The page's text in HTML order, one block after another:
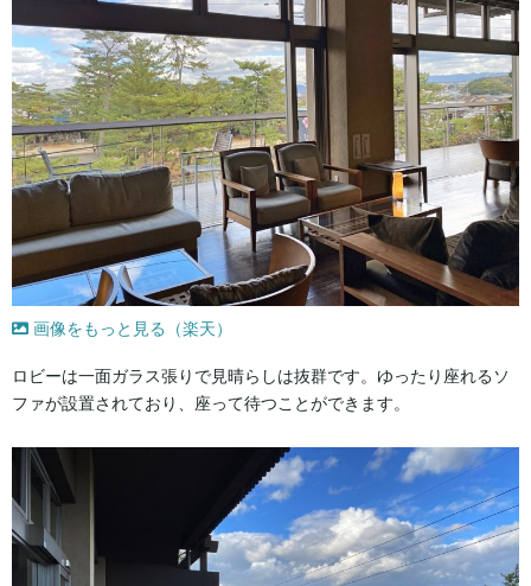
画像をもっと見る（楽天）
ロビーは一面ガラス張りで見晴らしは抜群です。ゆったり座れるソ
ファが設置されており、座って待つことができます。